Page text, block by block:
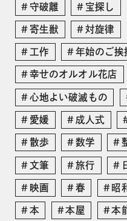
守破離 宝探し
寄生獣 対旋律
工作 年始のご挨
幸せのオルオル花店
心地よい破滅もの
愛媛 成人式
散歩 数学
文筆 旅行
映画 春 昭
本 本屋 本